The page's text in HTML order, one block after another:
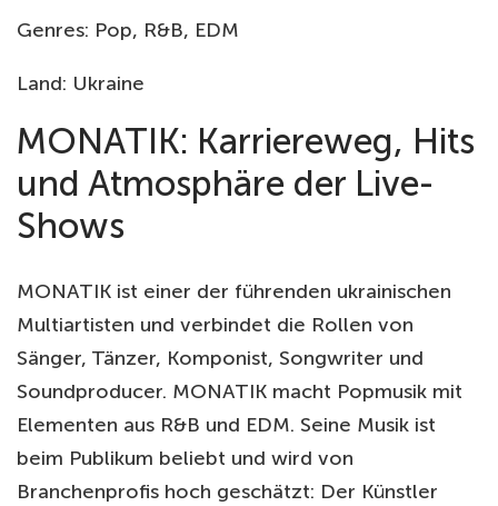
Genres: Pop, R&B, EDM
Land: Ukraine
MONATIK: Karriereweg, Hits
und Atmosphäre der Live-
Shows
MONATIK ist einer der führenden ukrainischen
Multiartisten und verbindet die Rollen von
Sänger, Tänzer, Komponist, Songwriter und
Soundproducer. MONATIK macht Popmusik mit
Elementen aus R&B und EDM. Seine Musik ist
beim Publikum beliebt und wird von
Branchenprofis hoch geschätzt: Der Künstler